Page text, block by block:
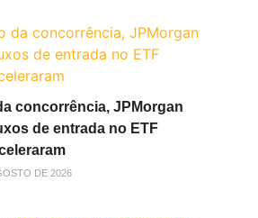
concorrência, JPMorgan
de entrada no ETF
DE 2026